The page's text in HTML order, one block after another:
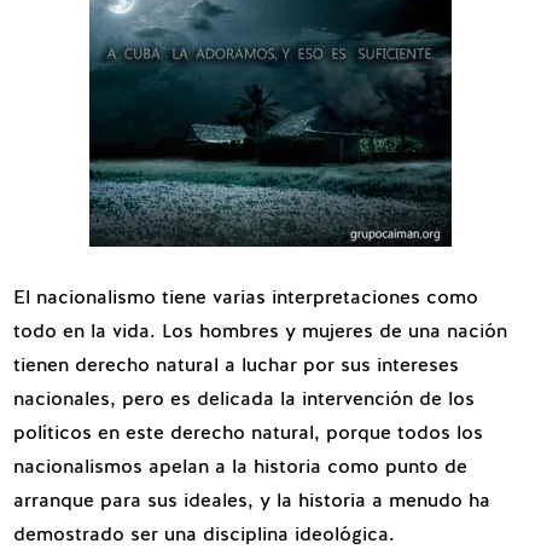
El nacionalismo tiene varias interpretaciones como
todo en la vida. Los hombres y mujeres de una nación
tienen derecho natural a luchar por sus intereses
nacionales, pero es delicada la intervención de los
políticos en este derecho natural, porque todos los
nacionalismos apelan a la historia como punto de
arranque para sus ideales, y la historia a menudo ha
demostrado ser una disciplina ideológica.